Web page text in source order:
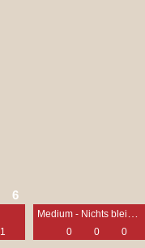
6
1 0 0 0